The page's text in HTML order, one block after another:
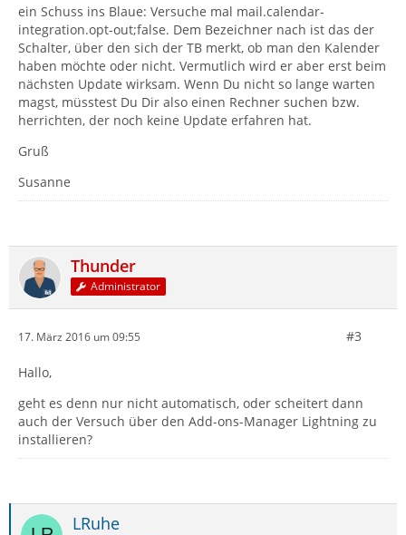
ein Schuss ins Blaue: Versuche mal mail.calendar-
integration.opt-out;false. Dem Bezeichner nach ist das der
Schalter, über den sich der TB merkt, ob man den Kalender
haben möchte oder nicht. Vermutlich wird er aber erst beim
nächsten Update wirksam. Wenn Du nicht so lange warten
magst, müsstest Du Dir also einen Rechner suchen bzw.
herrichten, der noch keine Update erfahren hat.
Gruß
Susanne
Thunder
Administrator
17. März 2016 um 09:55 #3
Hallo,
geht es denn nur nicht automatisch, oder scheitert dann
auch der Versuch über den Add-ons-Manager Lightning zu
installieren?
LRuhe